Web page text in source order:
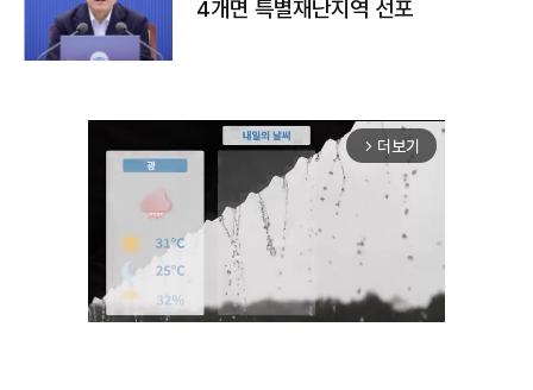
4개면 특별재난지역 선포
arrow_forward_ios 더보기